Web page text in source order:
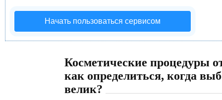
Начать пользоваться сервисом
Косметические процедуры
как определиться, когда
велик?